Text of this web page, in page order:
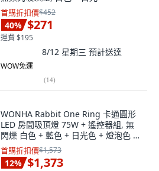
首購折扣價$452
40% $271
運費 $195
8/12 星期三 預計送達
WOW免運
(14)
WONHA Rabbit One Ring 卡通圓形
LED 房間吸頂燈 75W + 遙控器組, 無
閃爍 白色 + 藍色 + 日光色 + 燈泡色 +
自然白
首購折扣價$1,573
12% $1,373